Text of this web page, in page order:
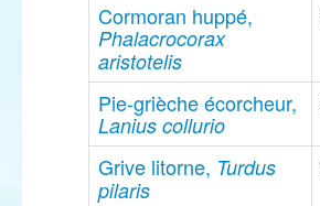
Cormoran huppé,
Phalacrocorax
aristotelis
Pie-grièche écorcheur,
Lanius collurio
Grive litorne, Turdus
pilaris